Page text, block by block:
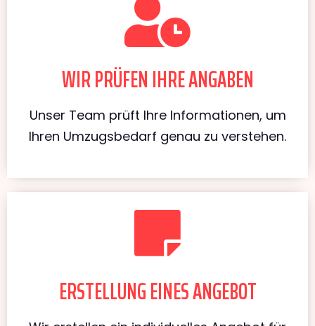
WIR PRÜFEN IHRE ANGABEN
Unser Team prüft Ihre Informationen, um
Ihren Umzugsbedarf genau zu verstehen.
ERSTELLUNG EINES ANGEBOT